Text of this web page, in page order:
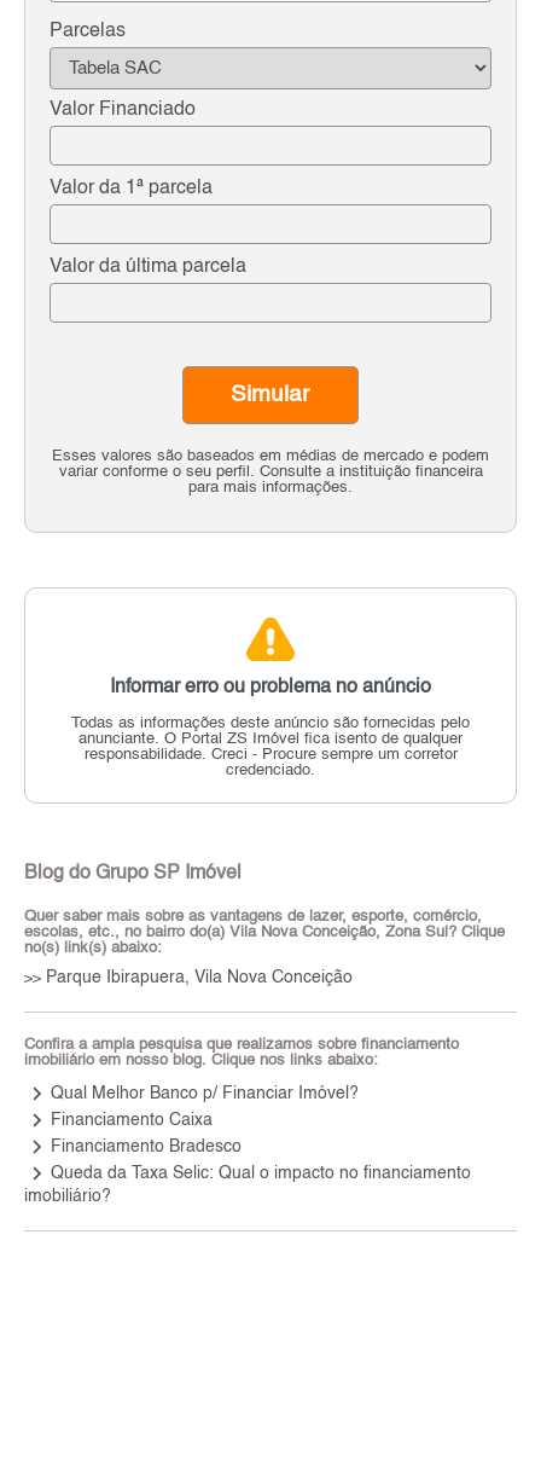
Parcelas
Valor Financiado
Valor da 1ª parcela
Valor da última parcela
Esses valores são baseados em médias de mercado e podem
variar conforme o seu perfil. Consulte a instituição financeira
para mais informações.
Simular
Informar erro ou problema no anúncio
Todas as informações deste anúncio são fornecidas pelo
anunciante. O Portal ZS Imóvel fica isento de qualquer
responsabilidade. Creci - Procure sempre um corretor
credenciado.
Blog do Grupo SP Imóvel
Quer saber mais sobre as vantagens de lazer, esporte, comércio,
escolas, etc., no bairro do(a) Vila Nova Conceição, Zona Sul? Clique
no(s) link(s) abaixo:
>> Parque Ibirapuera, Vila Nova Conceição
Confira a ampla pesquisa que realizamos sobre financiamento
imobiliário em nosso blog. Clique nos links abaixo:
keyboard_arrow_right Qual Melhor Banco p/ Financiar Imóvel?
keyboard_arrow_right Financiamento Caixa
keyboard_arrow_right Financiamento Bradesco
keyboard_arrow_right Queda da Taxa Selic: Qual o impacto no financiamento
imobiliário?